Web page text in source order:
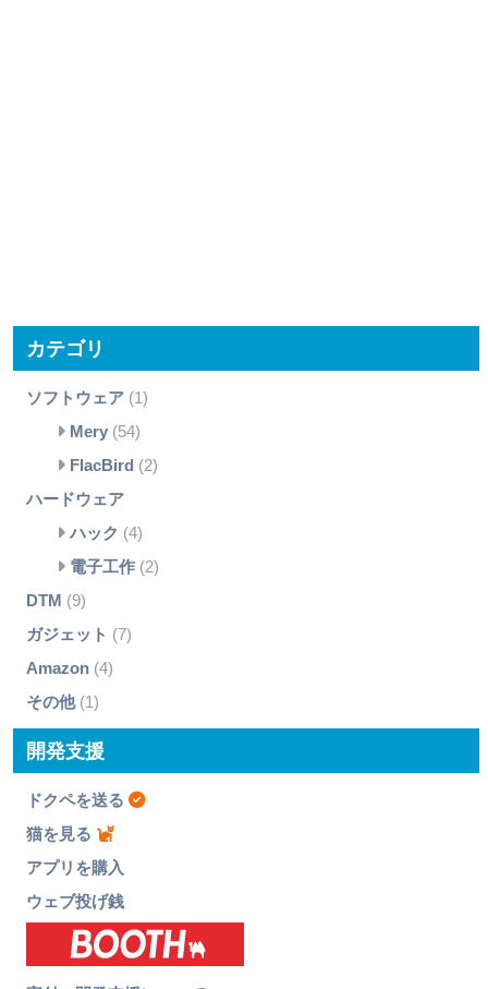
カテゴリ
ソフトウェア(1)
Mery(54)
FlacBird (2)
ハードウェア
ハック (4)
電子工作(2)
DTM (9)
ガジェット (7)
Amazon(4)
その他(1)
開発支援
ドクペを送る
猫を見る
アプリを購入
ウェブ投げ銭